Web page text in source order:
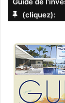
(cliquez):